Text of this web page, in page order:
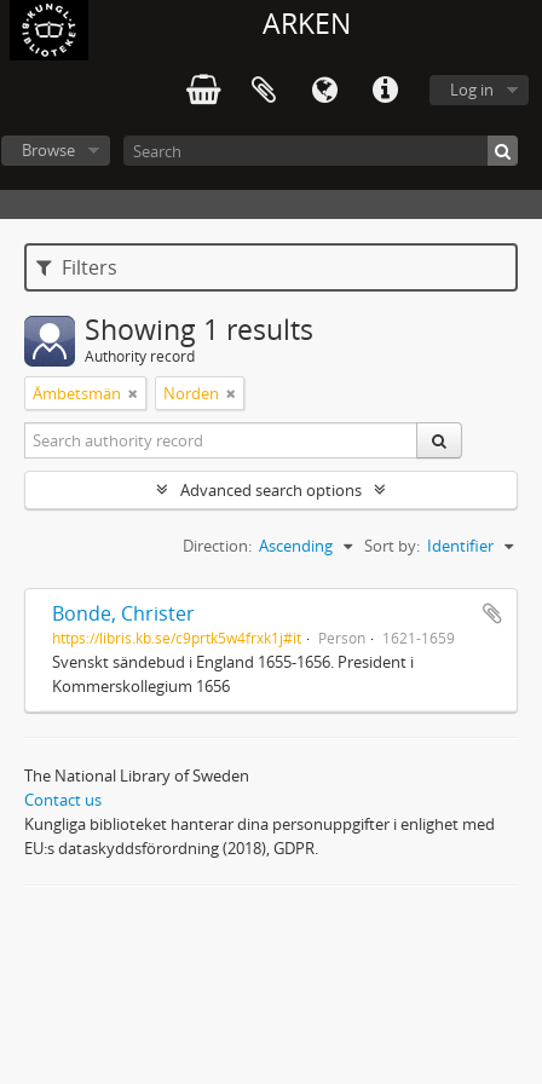
ARKEN
Log in
Browse
Filters
Showing 1 results
Authority record
Ämbetsmän Norden
Advanced search options
Sort by: Identifier
Direction: Ascending
Bonde, Christer
https://libris.kb.se/c9prtk5w4frxk1j#it Person 1621-1659
Svenskt sändebud i England 1655-1656. President i
Kommerskollegium 1656
The National Library of Sweden
Contact us
Kungliga biblioteket hanterar dina personuppgifter i enlighet med
EU:s dataskyddsförordning (2018), GDPR.